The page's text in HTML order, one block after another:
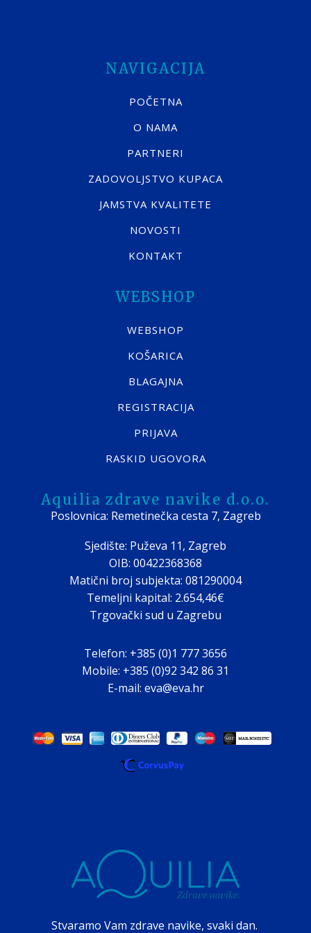
NAVIGACIJA
POČETNA
O NAMA
PARTNERI
ZADOVOLJSTVO KUPACA
JAMSTVA KVALITETE
NOVOSTI
KONTAKT
WEBSHOP
WEBSHOP
KOŠARICA
BLAGAJNA
REGISTRACIJA
PRIJAVA
RASKID UGOVORA
Aquilia zdrave navike d.o.o.
Poslovnica: Remetinečka cesta 7, Zagreb
Sjedište: Puževa 11, Zagreb
OIB: 00422368368
Matični broj subjekta: 081290004
Temeljni kapital: 2.654,46€
Trgovački sud u Zagrebu
Telefon: +385 (0)1 777 3656
Mobile: +385 (0)92 342 86 31
E-mail: eva@eva.hr
Stvaramo Vam zdrave navike, svaki dan.